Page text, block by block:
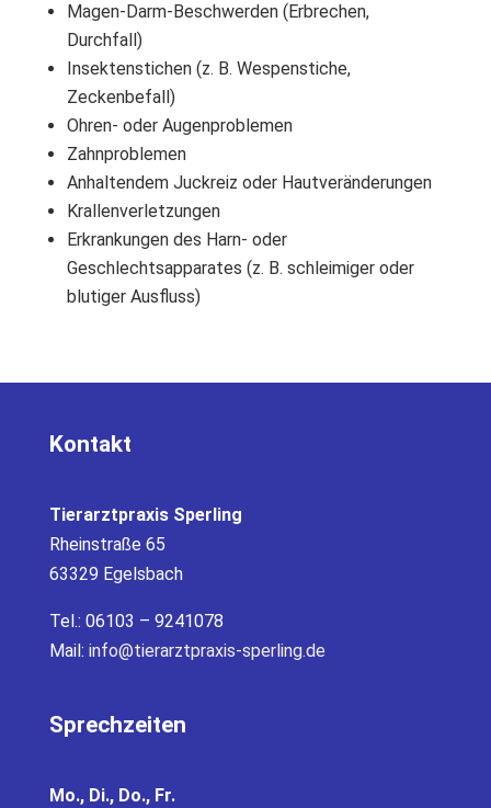
Magen-Darm-Beschwerden (Erbrechen,
Durchfall)
Insektenstichen (z. B. Wespenstiche,
Zeckenbefall)
Ohren- oder Augenproblemen
Zahnproblemen
Anhaltendem Juckreiz oder Hautveränderungen
Krallenverletzungen
Erkrankungen des Harn- oder
Geschlechtsapparates (z. B. schleimiger oder
blutiger Ausfluss)
Kontakt
Tierarztpraxis Sperling
Rheinstraße 65
63329 Egelsbach
Tel.: 06103 – 9241078
Mail: info@tierarztpraxis-sperling.de
Sprechzeiten
Mo., Di., Do., Fr.